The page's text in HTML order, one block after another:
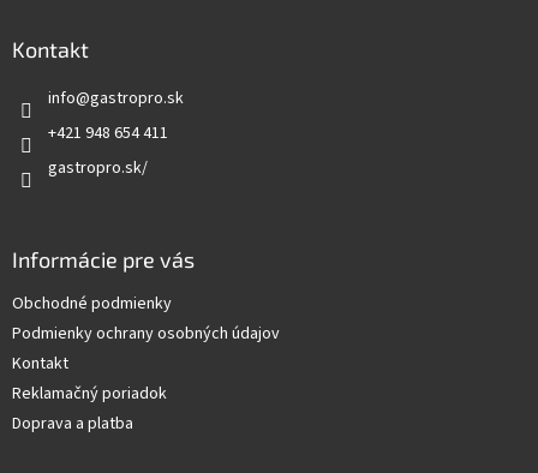
Kontakt
info@gastropro.sk
+421 948 654 411
gastropro.sk/
Informácie pre vás
Obchodné podmienky
Podmienky ochrany osobných údajov
Kontakt
Reklamačný poriadok
Doprava a platba